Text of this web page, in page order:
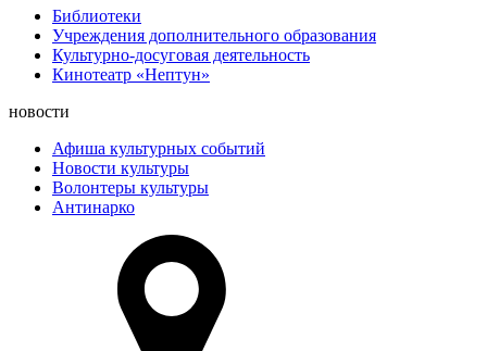
Библиотеки
Учреждения дополнительного образования
Культурно-досуговая деятельность
Кинотеатр «Нептун»
новости
Афиша культурных событий
Новости культуры
Волонтеры культуры
Антинарко